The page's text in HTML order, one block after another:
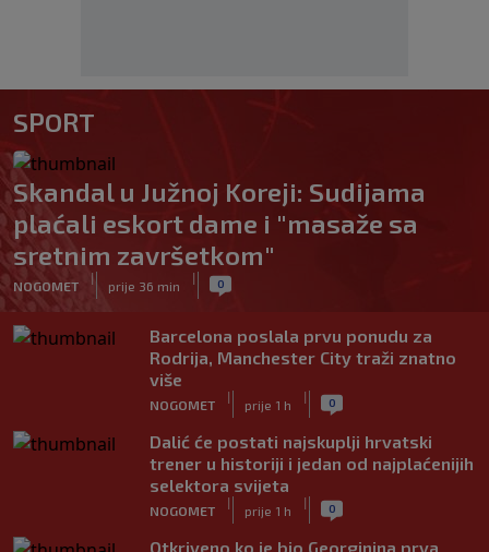
SPORT
Skandal u Južnoj Koreji: Sudijama
plaćali eskort dame i "masaže sa
sretnim završetkom"
NOGOMET
|
prije 36 min
| 0
Barcelona poslala prvu ponudu za
Rodrija, Manchester City traži znatno
više
NOGOMET
|
prije 1 h
| 0
Dalić će postati najskuplji hrvatski
trener u historiji i jedan od najplaćenijih
selektora svijeta
NOGOMET
|
prije 1 h
| 0
Otkriveno ko je bio Georginina prva